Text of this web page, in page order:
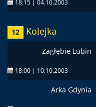
18:15 | 04.10.2003
12 Kolejka
Zagłębie Lubin
18:00 | 10.10.2003
Arka Gdynia